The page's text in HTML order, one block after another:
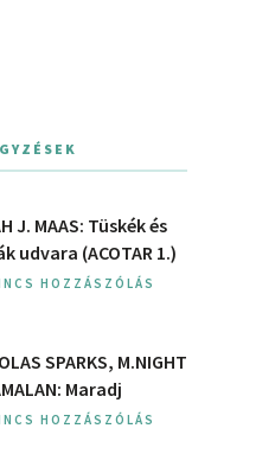
J. MAAS: Tüskék és
udvara (ACOTAR 1.)
HOZZÁSZÓLÁS
SPARKS, M.NIGHT
Maradj
HOZZÁSZÓLÁS